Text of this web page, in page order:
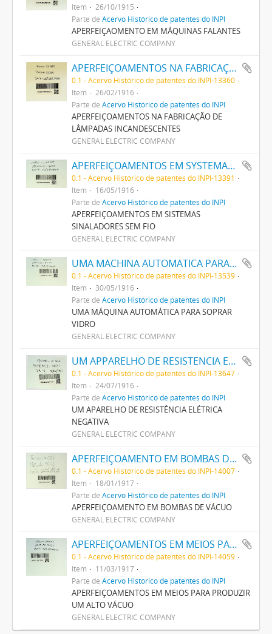
Item
26/10/1915
Parte de Acervo Histórico de patentes do INPI
APERFEIÇAOMENTO EM MÁQUINAS FALANTES
GENERAL ELECTRIC COMPANY
APERFEIÇOAMENTOS NA FABRICAÇÃO DE LAMPADAS INCANDESCENTES
0.1 - Acervo Histórico de patentes do INPI-13360
Item
26/02/1916
Parte de Acervo Histórico de patentes do INPI
APERFEIÇOAMENTOS NA FABRICAÇÃO DE
LÂMPADAS INCANDESCENTES
GENERAL ELECTRIC COMPANY
APERFEIÇOAMENTOS EM SYSTEMAS SIGNALADORES SEM FIO
0.1 - Acervo Histórico de patentes do INPI-13391
Item
16/05/1916
Parte de Acervo Histórico de patentes do INPI
APERFEIÇOAMENTOS EM SISTEMAS
SINALADORES SEM FIO
GENERAL ELECTRIC COMPANY
UMA MACHINA AUTOMATICA PARA SOPRAR VIDRO
0.1 - Acervo Histórico de patentes do INPI-13539
Item
30/05/1916
Parte de Acervo Histórico de patentes do INPI
UMA MÁQUINA AUTOMÁTICA PARA SOPRAR
VIDRO
GENERAL ELECTRIC COMPANY
UM APPARELHO DE RESISTENCIA ELECTRICA NEGATIVA
0.1 - Acervo Histórico de patentes do INPI-13647
Item
24/07/1916
Parte de Acervo Histórico de patentes do INPI
UM APARELHO DE RESISTÊNCIA ELÉTRICA
NEGATIVA
GENERAL ELECTRIC COMPANY
APERFEIÇOAMENTO EM BOMBAS DE VACUO
0.1 - Acervo Histórico de patentes do INPI-14007
Item
18/01/1917
Parte de Acervo Histórico de patentes do INPI
APERFEIÇOAMENTO EM BOMBAS DE VÁCUO
GENERAL ELECTRIC COMPANY
APERFEIÇOAMENTOS EM MEIOS PARA PRODUZIR UM ALTO VACUO
0.1 - Acervo Histórico de patentes do INPI-14059
Item
11/03/1917
Parte de Acervo Histórico de patentes do INPI
APERFEIÇOAMENTOS EM MEIOS PARA PRODUZIR
UM ALTO VÁCUO
GENERAL ELECTRIC COMPANY